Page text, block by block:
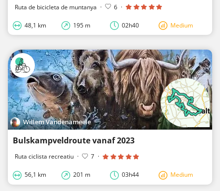
Ruta de bicicleta de muntanya · 6 ·
48,1 km 195 m 02h40 Medium
Willem Vandenameele
Bulskampveldroute vanaf 2023
Ruta ciclista recreatiu · 7 ·
56,1 km 201 m 03h44 Medium